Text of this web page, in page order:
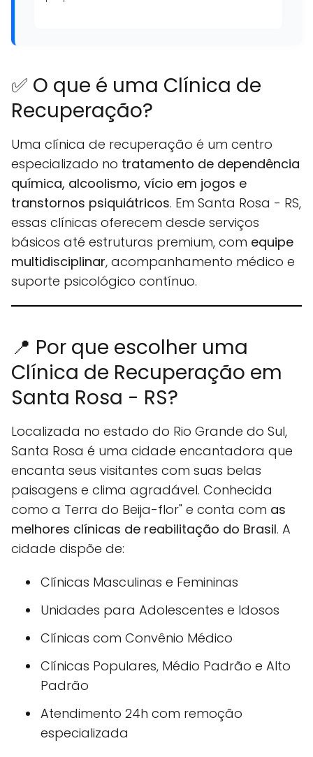
✅ O que é uma Clínica de
Recuperação?
Uma clínica de recuperação é um centro
especializado no tratamento de dependência
química, alcoolismo, vício em jogos e
transtornos psiquiátricos. Em Santa Rosa - RS,
essas clínicas oferecem desde serviços
básicos até estruturas premium, com equipe
multidisciplinar, acompanhamento médico e
suporte psicológico contínuo.
📍 Por que escolher uma
Clínica de Recuperação em
Santa Rosa - RS?
Localizada no estado do Rio Grande do Sul,
Santa Rosa é uma cidade encantadora que
encanta seus visitantes com suas belas
paisagens e clima agradável. Conhecida
como a Terra do Beija-flor" e conta com as
melhores clínicas de reabilitação do Brasil. A
cidade dispõe de:
Clínicas Masculinas e Femininas
Unidades para Adolescentes e Idosos
Clínicas com Convênio Médico
Clínicas Populares, Médio Padrão e Alto
Padrão
Atendimento 24h com remoção
especializada